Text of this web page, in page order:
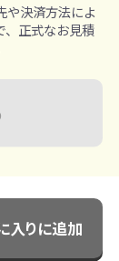
や決済方法によ
、正式なお見積
入りに追加